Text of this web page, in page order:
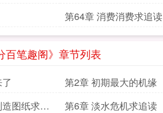
第64章 消费消费求追读
百笔趣阁》章节列表
第2章 初期最大的机缘
图纸求追
第6章 淡水危机求追读